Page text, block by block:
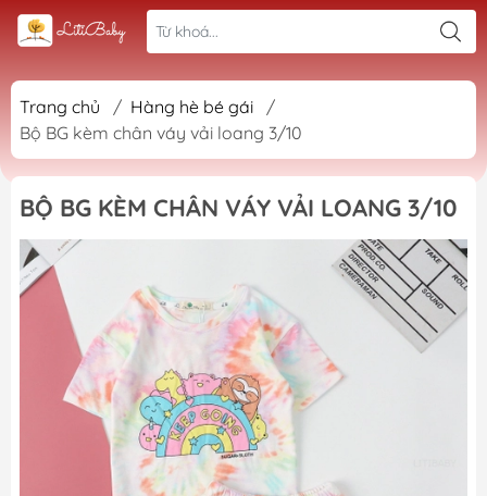
Trang chủ / Hàng hè bé gái
/
Bộ BG kèm chân váy vải loang 3/10
BỘ BG KÈM CHÂN VÁY VẢI LOANG 3/10